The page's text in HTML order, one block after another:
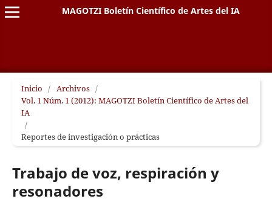
MAGOTZI Boletín Científico de Artes del IA
Inicio / Archivos /
Vol. 1 Núm. 1 (2012): MAGOTZI Boletín Científico de Artes del
IA
/
Reportes de investigación o prácticas
Trabajo de voz, respiración y
resonadores